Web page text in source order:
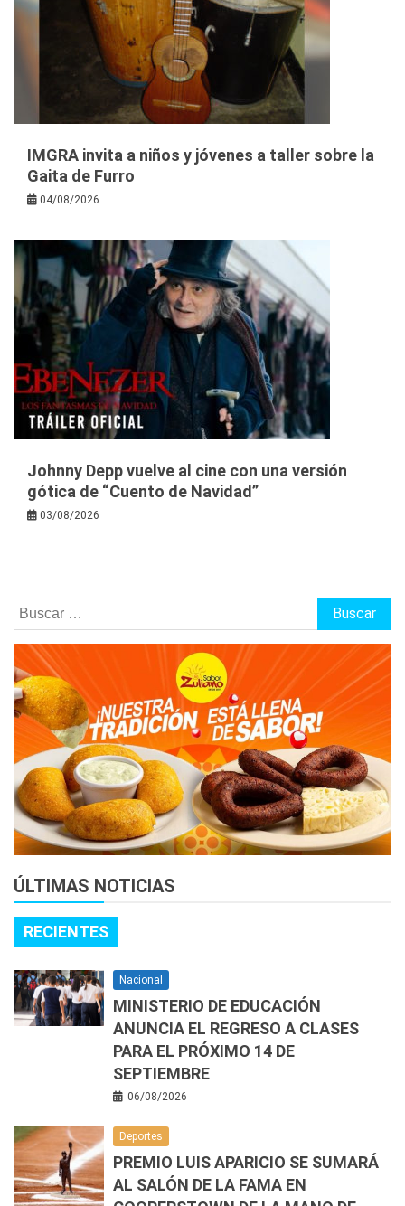
IMGRA invita a niños y jóvenes a taller sobre la
Gaita de Furro
04/08/2026
Johnny Depp vuelve al cine con una versión
gótica de “Cuento de Navidad”
03/08/2026
Buscar:
ÚLTIMAS NOTICIAS
RECIENTES
Nacional
MINISTERIO DE EDUCACIÓN
ANUNCIA EL REGRESO A CLASES
PARA EL PRÓXIMO 14 DE
SEPTIEMBRE
06/08/2026
Deportes
PREMIO LUIS APARICIO SE SUMARÁ
AL SALÓN DE LA FAMA EN